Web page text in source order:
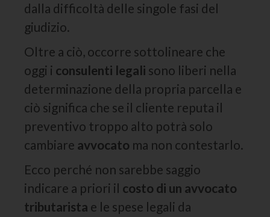
dalla difficoltà delle singole fasi del
giudizio.
Oltre a ciò, occorre sottolineare che
oggi i consulenti legali sono liberi nella
determinazione della propria parcella e
ciò significa che se il cliente reputa il
preventivo troppo alto potrà solo
cambiare avvocato ma non contestarlo.
Ecco perché non sarebbe saggio
indicare a priori il costo di un avvocato
tributarista e le spese legali da